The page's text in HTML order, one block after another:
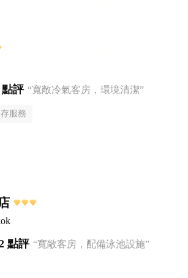
點評 “寬敞冷氣客房，環境清潔”
服務
點評 “寬敞客房，配備泳池設施”